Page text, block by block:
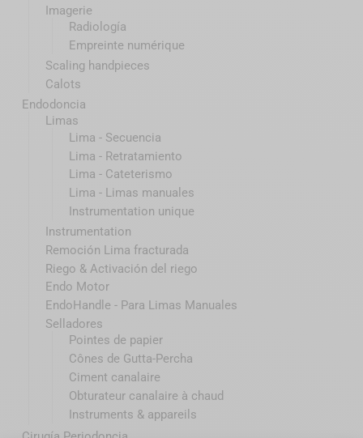
Imagerie
Radiología
Empreinte numérique
Scaling handpieces
Calots
Endodoncia
Limas
Lima - Secuencia
Lima - Retratamiento
Lima - Cateterismo
Lima - Limas manuales
Instrumentation unique
Instrumentation
Remoción Lima fracturada
Riego & Activación del riego
Endo Motor
EndoHandle - Para Limas Manuales
Selladores
Pointes de papier
Cônes de Gutta-Percha
Ciment canalaire
Obturateur canalaire à chaud
Instruments & appareils